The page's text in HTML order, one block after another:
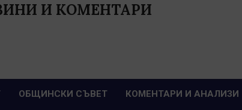
И КОМЕНТАРИ
ОБЩИНСКИ СЪВЕТ КОМЕНТАРИ И АНАЛИЗИ